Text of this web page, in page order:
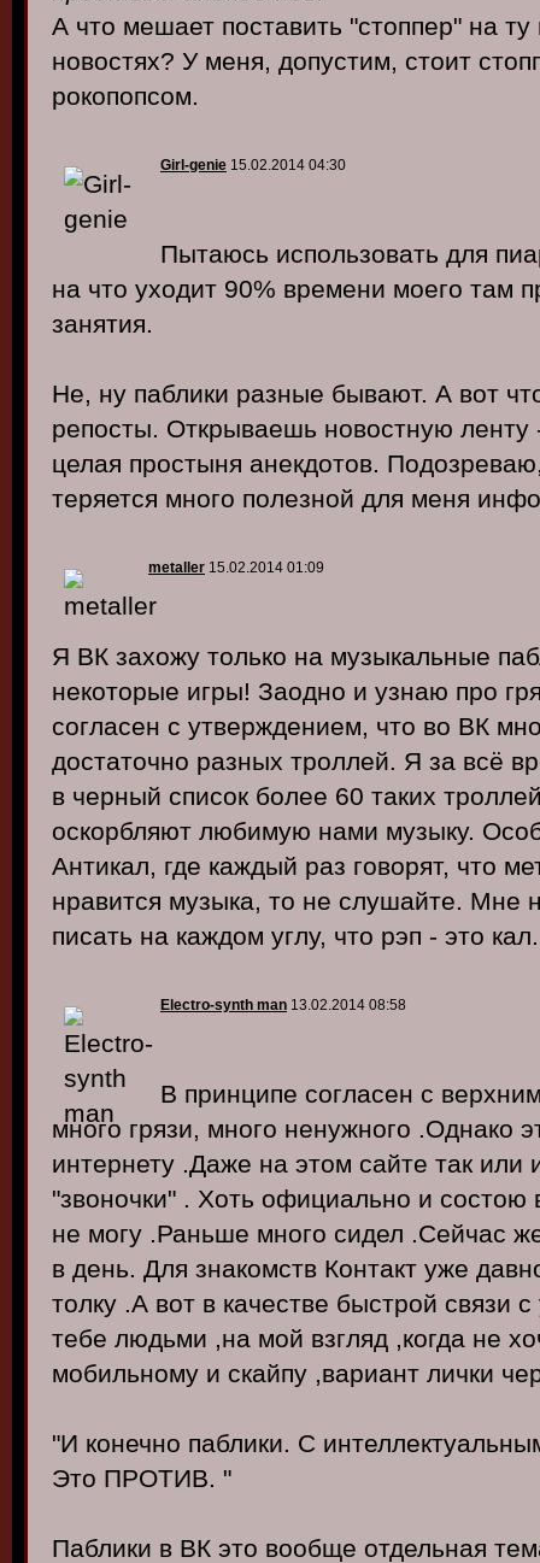
А что мешает поставить "стоппер" на
новостях? У меня, допустим, стоит
рокопопсом.
Girl-genie 15.02.2014 04:30
Пытаюсь использовать для
на что уходит 90% времени моего там
занятия.
Не, ну паблики разные бывают. А вот
репосты. Открываешь новостную ленту
целая простыня анекдотов.
теряется много полезной для меня
metaller 15.02.2014 01:09
Я ВК захожу только на музыкальные
некоторые игры! Заодно и узнаю про
согласен с утверждением, что во ВК
достаточно разных троллей. Я за всё
в черный список более 60 таких
оскорбляют любимую нами музыку.
Антикал, где каждый раз говорят, что
нравится музыка, то не слушайте. Мне
писать на каждом углу, что рэп - это кал.
Electro-synth man 13.02.2014 08:58
В принципе согласен с
много грязи, много ненужного .Однако
интернету .Даже на этом сайте так или
"звоночки" . Хоть официально и состою
не могу .Раньше много сидел .Сейчас
в день. Для знакомств Контакт уже
толку .А вот в качестве быстрой связи
тебе людьми ,на мой взгляд ,когда не
мобильному и скайпу ,вариант лички
"И конечно паблики. С
Это ПРОТИВ. "
Паблики в ВК это вообще отдельная